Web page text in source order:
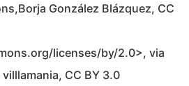
González Blázquez, CC
licenses/by/2.0>, via
CC BY 3.0